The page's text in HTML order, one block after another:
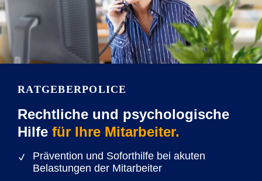
RATGEBERPOLICE
Rechtliche und psychologische
Hilfe für Ihre Mitarbeiter.
Prävention und Soforthilfe bei akuten
Belastungen der Mitarbeiter